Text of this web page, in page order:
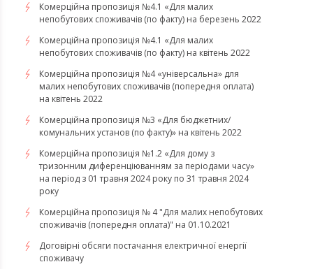
​​​​​​​Комерційна пропозиція №4.1 «Для малих
непобутових споживачів (по факту) на березень 2022
Комерційна пропозиція №4.1 «Для малих
непобутових споживачів (по факту) на квітень 2022
​​​​​​​Комерційна пропозиція №4 «універсальна» для
малих непобутових споживачів (попередня оплата)
на квітень 2022
Комерційна пропозиція №3 «Для бюджетних/
комунальних установ (по факту)» на квітень 2022
Комерційна пропозиція №1.2 «Для дому з
тризонним диференціюванням за періодами часу»
на період з 01 травня 2024 року по 31 травня 2024
року
Комерційна пропозиція № 4 "Для малих непобутових
споживачів (попередня оплата)" на 01.10.2021
Договірні обсяги постачання електричної енергії
споживачу